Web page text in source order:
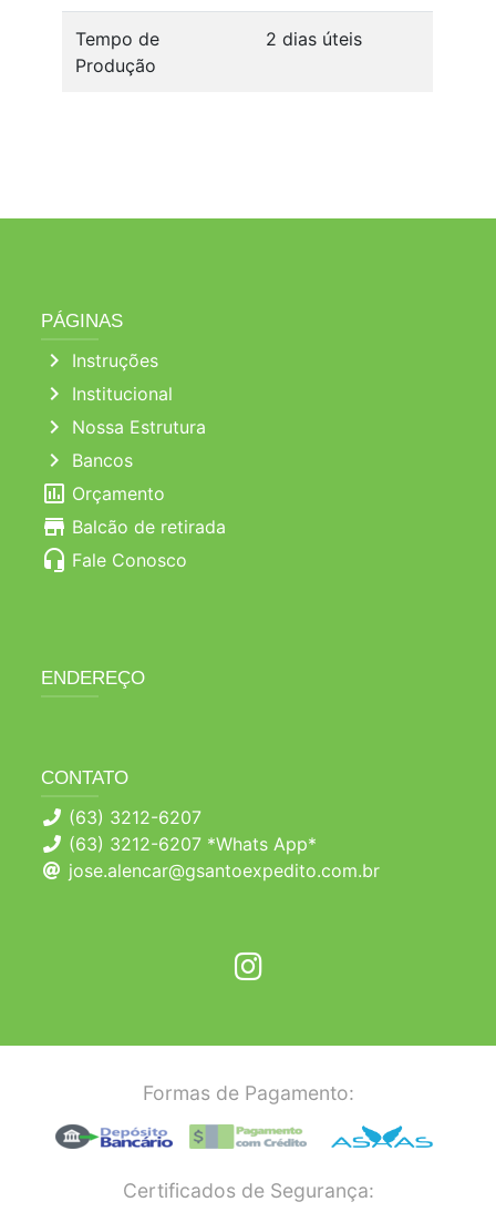
Tempo de
Produção
2 dias úteis
PÁGINAS
chevron_right Instruções
chevron_right Institucional
chevron_right Nossa Estrutura
chevron_right Bancos
poll Orçamento
store Balcão de retirada
headset_mic Fale Conosco
ENDEREÇO
CONTATO
(63) 3212-6207
(63) 3212-6207 *Whats App*
jose.alencar@gsantoexpedito.com.br
Formas de Pagamento:
Certificados de Segurança: